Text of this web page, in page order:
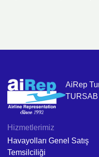
AiRep
Hizmetlerimiz
Havayolları Genel Satış
Temsilciliği